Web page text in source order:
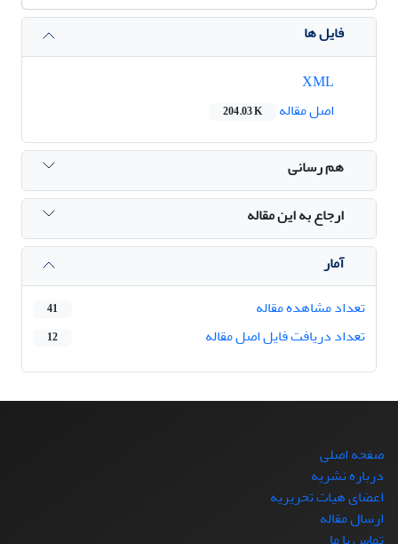
فایل ها
اصل مقاله
204.03 K
هم رسانی
ارجاع به این مقاله
آمار
تعداد مشاهده مقاله
41
تعداد دریافت فایل اصل مقاله 12
صفحه اصلی
درباره نشریه
اعضای هیات تحریریه
ارسال مقاله